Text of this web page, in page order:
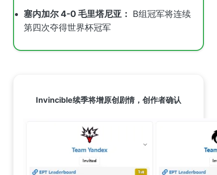
塞内加尔 4-0 毛里塔尼亚：
B组冠军将连续
第四次夺得世界杯冠军
Invincible续季将增原创剧情，创作者确认